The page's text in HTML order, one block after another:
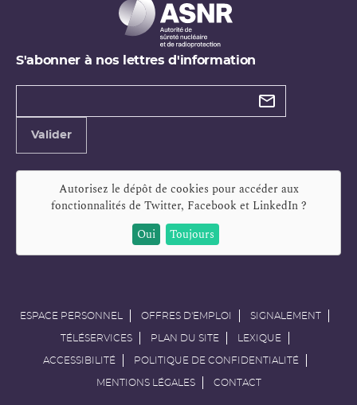
S'abonner à nos lettres d'information
Types de
Valider
Autorisez le dépôt de cookies pour accéder aux
fonctionnalités de Twitter, Facebook et LinkedIn?
Oui
Toujours
ESPACE PERSONNEL OFFRES D'EMPLOI SIGNALEMENT
TÉLÉSERVICES PLAN DU SITE LEXIQUE
ACCESSIBILITÉ POLITIQUE DE CONFIDENTIALITÉ
MENTIONS LÉGALES CONTACT